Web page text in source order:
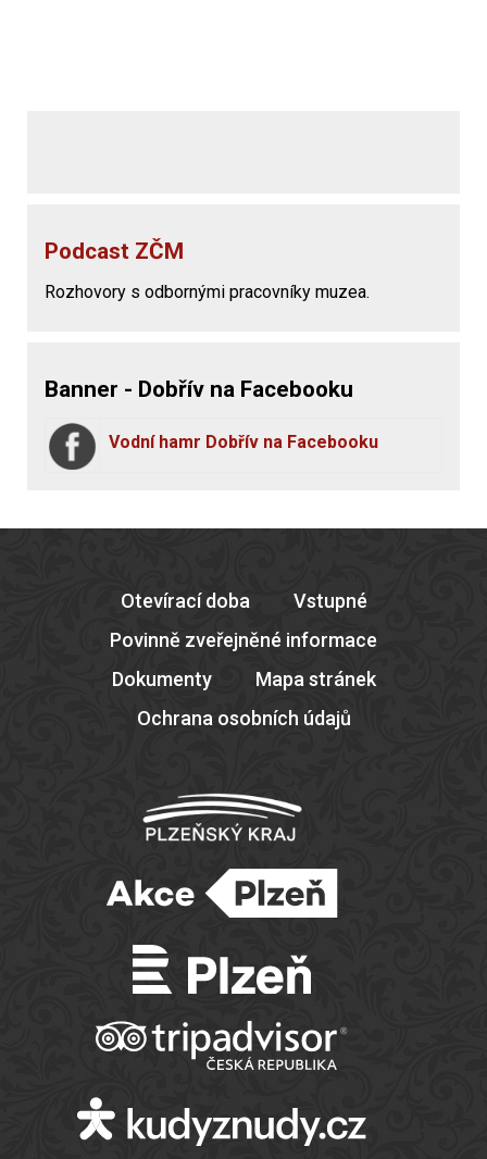
Podcast ZČM
Rozhovory s odbornými pracovníky muzea.
Banner - Dobřív na Facebooku
Vodní hamr Dobřív na Facebooku
Otevírací doba
Vstupné
Povinně zveřejněné informace
Dokumenty
Mapa stránek
Ochrana osobních údajů